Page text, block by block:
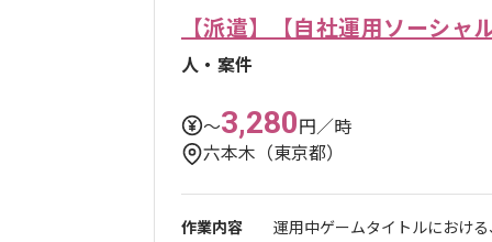
【派遣】【自社運用ソーシャ
人・案件
〜3,280円／時
六本木（東京都）
作業内容 運用中ゲームタイトルにおけ